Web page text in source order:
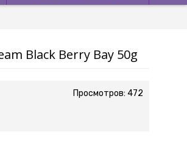
Black Berry Bay 50g
Просмотров: 472